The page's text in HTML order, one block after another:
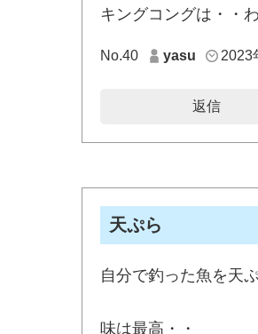
キングコングは・・
No.40 yasu 2023
返信
天ぷら
自分で釣った魚を天
味は最高・・